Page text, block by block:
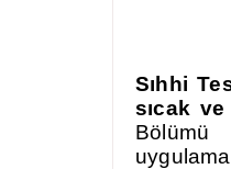
Sıhhi
sıcak